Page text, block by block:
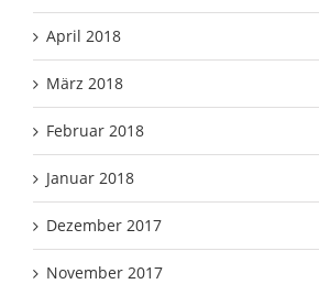
April 2018
März 2018
Februar 2018
Januar 2018
Dezember 2017
November 2017